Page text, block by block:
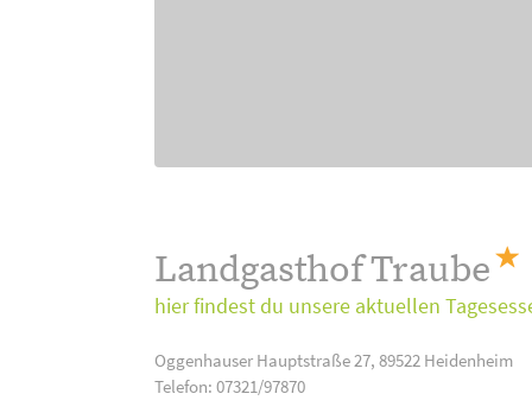
Landgasthof Traube
hier findest du unsere aktuellen
Oggenhauser Hauptstraße 27, 89522 Heidenheim
Telefon: 07321/97870